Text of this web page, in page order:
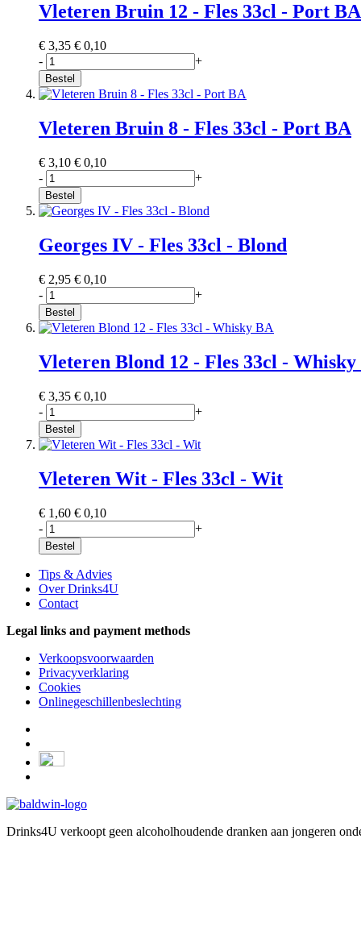
Vleteren Bruin 12 - Fles 33cl - Port BA
€ 3,35 € 0,10
-
+
Bestel
Vleteren Bruin 8 - Fles 33cl - Port BA
€ 3,10 € 0,10
-
+
Bestel
Georges IV - Fles 33cl - Blond
€ 2,95 € 0,10
-
+
Bestel
Vleteren Blond 12 - Fles 33cl -
€ 3,35 € 0,10
-
+
Bestel
Vleteren Wit - Fles 33cl - Wit
€ 1,60 € 0,10
-
+
Bestel
Tips & Advies
Over Drinks4U
Contact
Legal links and payment methods
Verkoopsvoorwaarden
Privacyverklaring
Cookies
Onlinegeschillenbeslechting
Drinks4U verkoopt geen alcoholhoudende dranken aan jongeren